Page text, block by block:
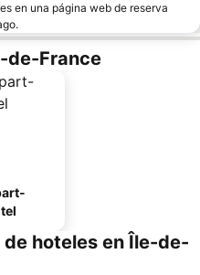
en una página web de reserva
de-France
hoteles en Île-de-